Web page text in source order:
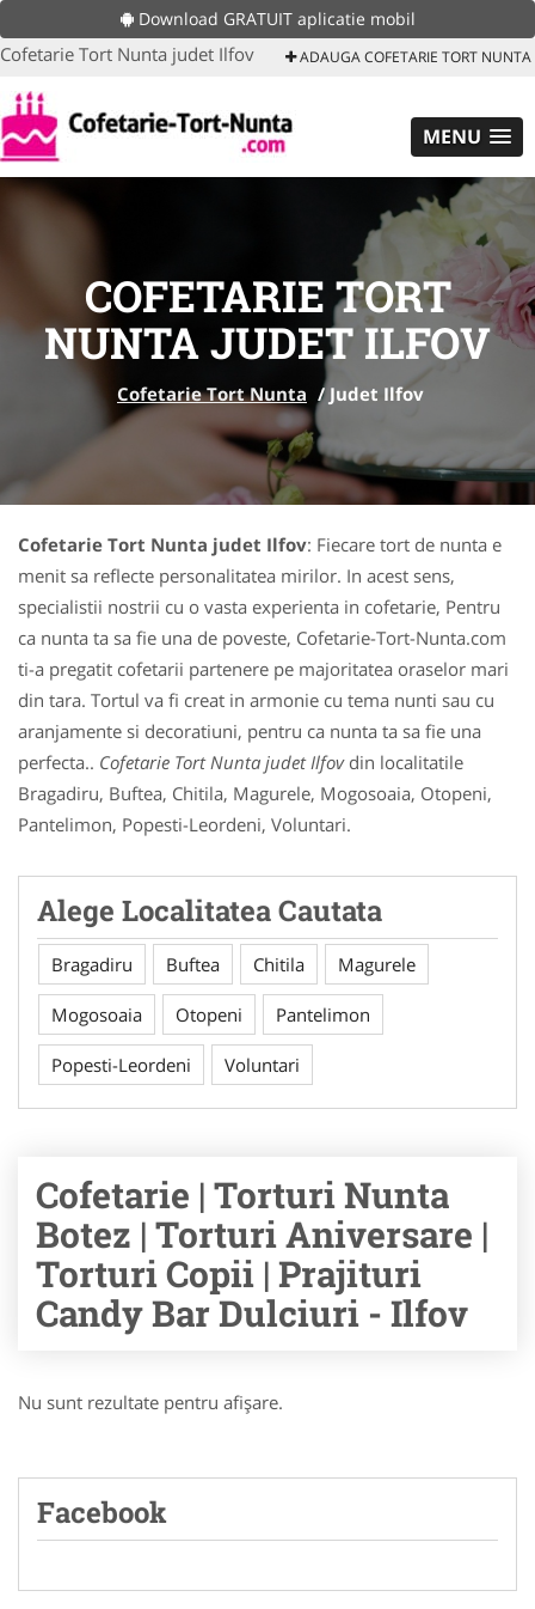
Download GRATUIT aplicatie mobil
Cofetarie Tort Nunta judet Ilfov ADAUGA COFETARIE TORT NUNTA
MENU
COFETARIE TORT
NUNTA JUDET ILFOV
Cofetarie Tort Nunta / Judet Ilfov
Cofetarie Tort Nunta judet Ilfov: Fiecare tort de nunta e
menit sa reflecte personalitatea mirilor. In acest sens,
specialistii nostrii cu o vasta experienta in cofetarie, Pentru
ca nunta ta sa fie una de poveste, Cofetarie-Tort-Nunta.com
ti-a pregatit cofetarii partenere pe majoritatea oraselor mari
din tara. Tortul va fi creat in armonie cu tema nunti sau cu
aranjamente si decoratiuni, pentru ca nunta ta sa fie una
perfecta.. Cofetarie Tort Nunta judet Ilfovdin localitatile
Bragadiru, Buftea, Chitila, Magurele, Mogosoaia, Otopeni,
Pantelimon, Popesti-Leordeni, Voluntari.
Alege Localitatea Cautata
Bragadiru Buftea Chitila Magurele
Mogosoaia Otopeni Pantelimon
Popesti-Leordeni Voluntari
Cofetarie | Torturi Nunta
Botez | Torturi Aniversare |
Torturi Copii | Prajituri
Candy Bar Dulciuri - Ilfov
Nu sunt rezultate pentru afişare.
Facebook